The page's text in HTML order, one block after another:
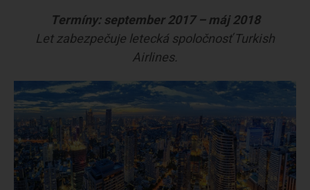
Termíny: september 2017 – máj 2018
Let zabezpečuje letecká spoločnosť Turkish
Airlines.